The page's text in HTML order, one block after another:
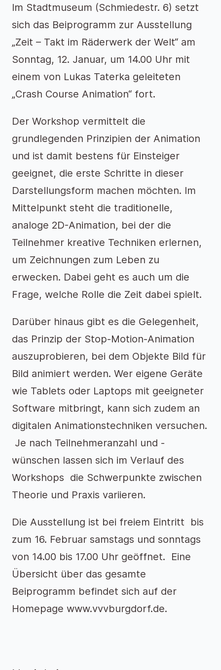
Im Stadtmuseum (Schmiedestr. 6) setzt
sich das Beiprogramm zur Ausstellung
„Zeit – Takt im Räderwerk der Welt“ am
Sonntag, 12. Januar, um 14.00 Uhr mit
einem von Lukas Taterka geleiteten
„Crash Course Animation“ fort.
Der Workshop vermittelt die
grundlegenden Prinzipien der Animation
und ist damit bestens für Einsteiger
geeignet, die erste Schritte in dieser
Darstellungsform machen möchten. Im
Mittelpunkt steht die traditionelle,
analoge 2D-Animation, bei der die
Teilnehmer kreative Techniken erlernen,
um Zeichnungen zum Leben zu
erwecken. Dabei geht es auch um die
Frage, welche Rolle die Zeit dabei spielt.
Darüber hinaus gibt es die Gelegenheit,
das Prinzip der Stop-Motion-Animation
auszuprobieren, bei dem Objekte Bild für
Bild animiert werden. Wer eigene Geräte
wie Tablets oder Laptops mit geeigneter
Software mitbringt, kann sich zudem an
digitalen Animationstechniken versuchen.
Je nach Teilnehmeranzahl und -
wünschen lassen sich im Verlauf des
Workshops die Schwerpunkte zwischen
Theorie und Praxis variieren.
Die Ausstellung ist bei freiem Eintritt bis
zum 16. Februar samstags und sonntags
von 14.00 bis 17.00 Uhr geöffnet. Eine
Übersicht über das gesamte
Beiprogramm befindet sich auf der
Homepage www.vvvburgdorf.de.